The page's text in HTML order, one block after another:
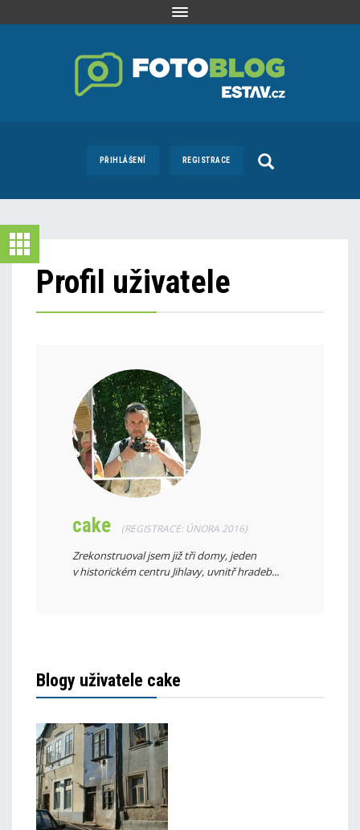
Toggle
PŘIHLÁŠENÍ REGISTRACE
Profil uživatele
cake (REGISTRACE: ÚNORA 2016)
Zrekonstruoval jsem již tři domy, jeden
v historickém centru Jihlavy, uvnitř hradeb...
Blogy uživatele cake